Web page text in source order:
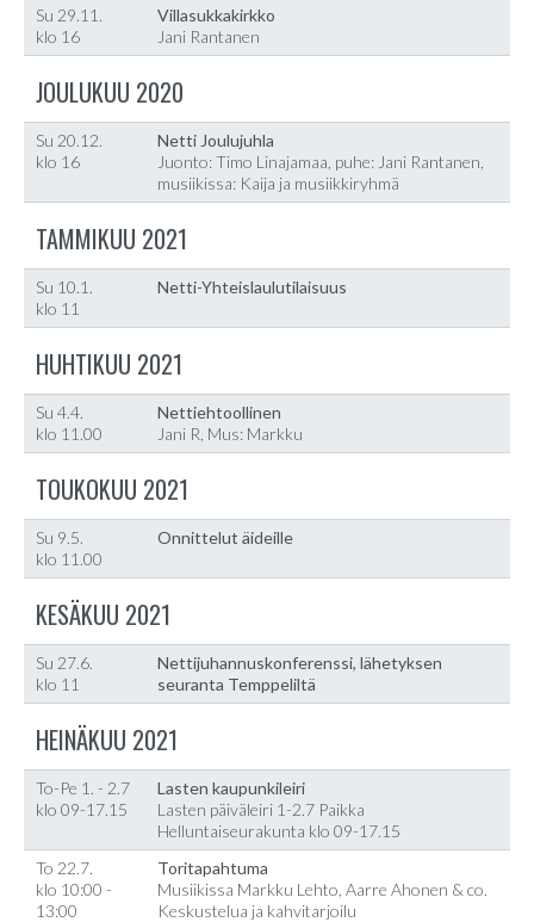
Su 29.11.
klo 16
Villasukkakirkko
Jani Rantanen
JOULUKUU 2020
Su 20.12.
klo 16
Netti Joulujuhla
Juonto: Timo Linajamaa, puhe: Jani Rantanen,
musiikissa: Kaija ja musiikkiryhmä
TAMMIKUU 2021
Su 10.1.
klo 11
Netti-Yhteislaulutilaisuus
HUHTIKUU 2021
Su 4.4.
klo 11.00
Nettiehtoollinen
Jani R, Mus: Markku
TOUKOKUU 2021
Su 9.5.
klo 11.00
Onnittelut äideille
KESÄKUU 2021
Su 27.6.
klo 11
Nettijuhannuskonferenssi, lähetyksen
seuranta Temppeliltä
HEINÄKUU 2021
To-Pe 1. - 2.7
klo 09-17.15
Lasten kaupunkileiri
Lasten päiväleiri 1-2.7 Paikka
Helluntaiseurakunta klo 09-17.15
To 22.7.
klo 10:00 -
13:00
Toritapahtuma
Musiikissa Markku Lehto, Aarre Ahonen & co.
Keskustelua ja kahvitarjoilu